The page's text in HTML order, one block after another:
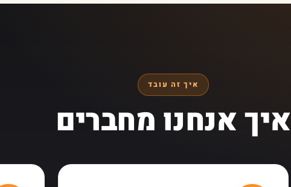
איך זה עובד
איך אנחנו מחברים